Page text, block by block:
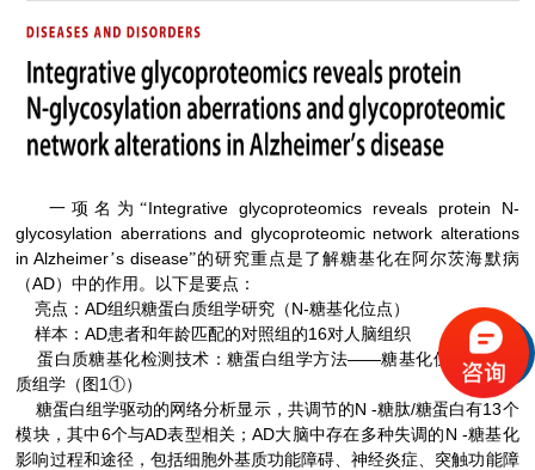
一项名为“Integrative glycoproteomics reveals protein N-
glycosylation aberrations and glycoproteomic network alterations
in Alzheimer’s disease”的研究重点是了解糖基化在阿尔茨海默病
（AD）中的作用。以下是要点：
亮点：AD组织糖蛋白质组学研究（N-糖基化位点）
样本：AD患者和年龄匹配的对照组的16对人脑组织
蛋白质糖基化检测技术：糖蛋白组学方法——糖基化位点糖蛋白
质组学（图1①）
糖蛋白组学驱动的网络分析显示，共调节的N -糖肽/糖蛋白有13个
模块，其中6个与AD表型相关；AD大脑中存在多种失调的N -糖基化
影响过程和途径，包括细胞外基质功能障碍、神经炎症、突触功能障